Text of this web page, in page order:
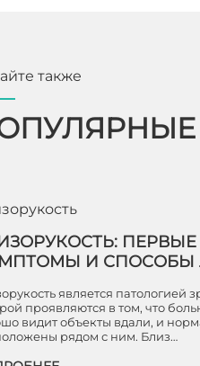
также
ПЕРВЫЕ
И СПОСОБЫ
является патологией
проявляются в том, что
видит объекты вдали, и
рядом с ним. Близ…